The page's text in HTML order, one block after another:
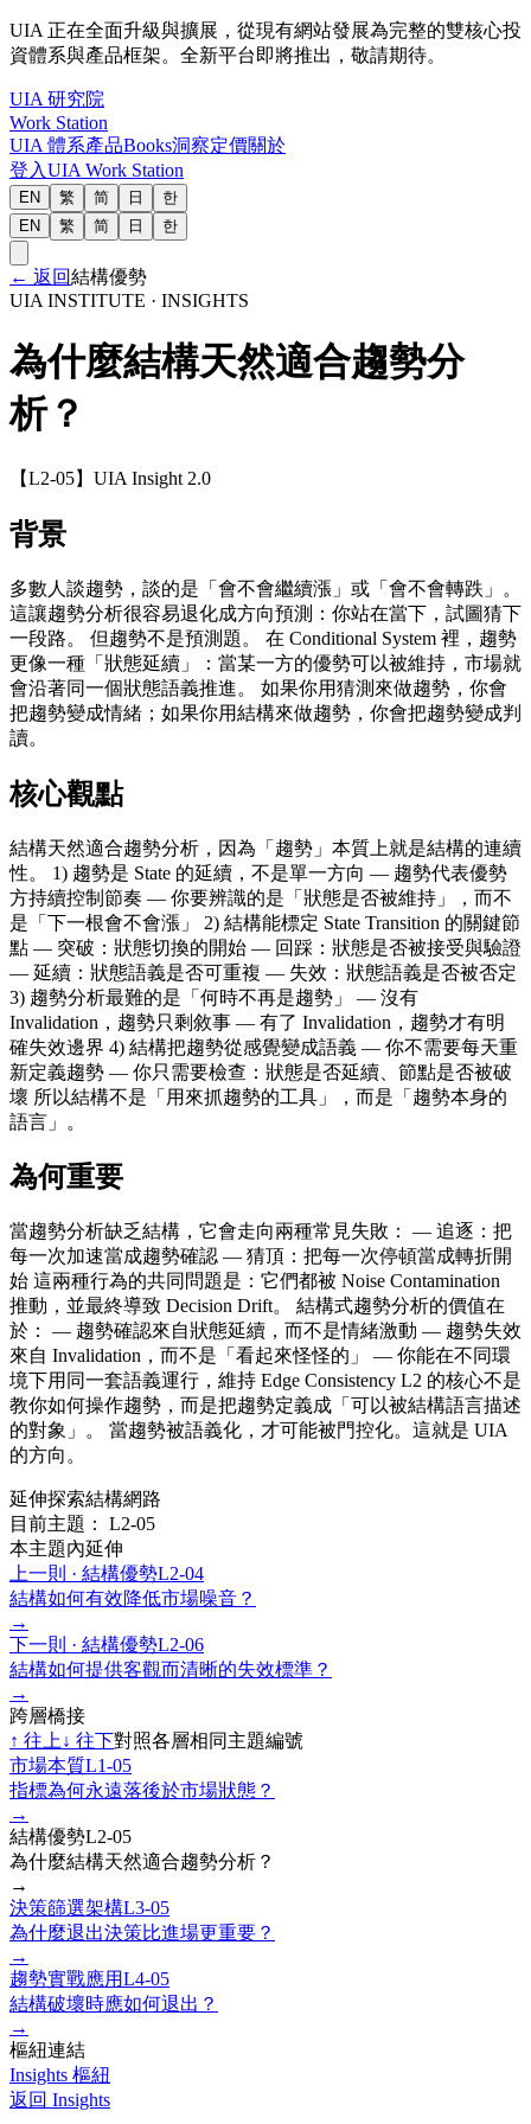
UIA 正在全面升級與擴展，從現有網站發展為完整的雙核心投
資體系與產品框架。全新平台即將推出，敬請期待。
UIA 研究院
Work Station
UIA 體系產品Books洞察定價關於
登入UIA Work Station
EN 繁 简 日
한
EN
繁 简 日 한
← 返回結構優勢
UIA INSTITUTE · INSIGHTS
為什麼結構天然適合趨勢分
析？
【L2-05】UIA Insight 2.0
背景
多數人談趨勢，談的是「會不會繼續漲」或「會不會轉跌」。
這讓趨勢分析很容易退化成方向預測：你站在當下，試圖猜下
一段路。 但趨勢不是預測題。 在 Conditional System 裡，趨勢
更像一種「狀態延續」：當某一方的優勢可以被維持，市場就
會沿著同一個狀態語義推進。 如果你用猜測來做趨勢，你會
把趨勢變成情緒；如果你用結構來做趨勢，你會把趨勢變成判
讀。
核心觀點
結構天然適合趨勢分析，因為「趨勢」本質上就是結構的連續
性。 1) 趨勢是 State 的延續，不是單一方向 — 趨勢代表優勢
方持續控制節奏 — 你要辨識的是「狀態是否被維持」，而不
是「下一根會不會漲」 2) 結構能標定 State Transition 的關鍵節
點 — 突破：狀態切換的開始 — 回踩：狀態是否被接受與驗證
— 延續：狀態語義是否可重複 — 失效：狀態語義是否被否定
3) 趨勢分析最難的是「何時不再是趨勢」 — 沒有
Invalidation，趨勢只剩敘事 — 有了 Invalidation，趨勢才有明
確失效邊界 4) 結構把趨勢從感覺變成語義 — 你不需要每天重
新定義趨勢 — 你只需要檢查：狀態是否延續、節點是否被破
壞 所以結構不是「用來抓趨勢的工具」，而是「趨勢本身的
語言」。
為何重要
當趨勢分析缺乏結構，它會走向兩種常見失敗： — 追逐：把
每一次加速當成趨勢確認 — 猜頂：把每一次停頓當成轉折開
始 這兩種行為的共同問題是：它們都被 Noise Contamination
推動，並最終導致 Decision Drift。 結構式趨勢分析的價值在
於： — 趨勢確認來自狀態延續，而不是情緒激動 — 趨勢失效
來自 Invalidation，而不是「看起來怪怪的」 — 你能在不同環
境下用同一套語義運行，維持 Edge Consistency L2 的核心不是
教你如何操作趨勢，而是把趨勢定義成「可以被結構語言描述
的對象」。 當趨勢被語義化，才可能被門控化。這就是 UIA
的方向。
延伸探索結構網路
目前主題： L2-05
本主題內延伸
上一則 · 結構優勢L2-04
結構如何有效降低市場噪音？
→
下一則 · 結構優勢L2-06
結構如何提供客觀而清晰的失效標準？
→
跨層橋接
↑ 往上 ↓ 往下對照各層相同主題編號
市場本質L1-05
指標為何永遠落後於市場狀態？
→
結構優勢L2-05
為什麼結構天然適合趨勢分析？
→
決策篩選架構L3-05
為什麼退出決策比進場更重要？
→
趨勢實戰應用L4-05
結構破壞時應如何退出？
→
樞紐連結
Insights 樞紐
返回 Insights